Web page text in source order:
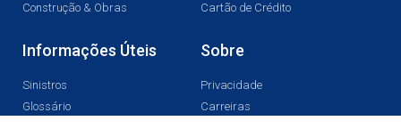
Construção & Obras
Cartão de Crédito
Informações Úteis
Sinistros
Glossário
Sobre
Privacidade
Carreiras